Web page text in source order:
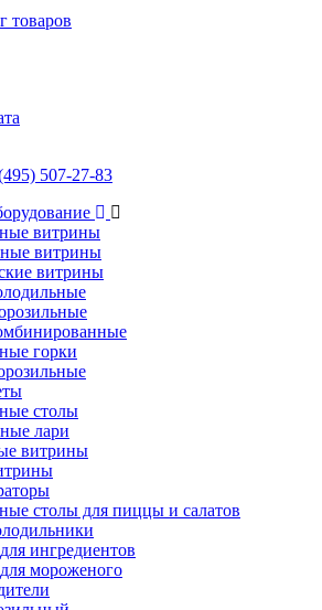
товаров
507-27-83
витрины
витрины
витрины
горки
столы
лари
витрины
столы для пиццы и салатов
ингредиентов
мороженого